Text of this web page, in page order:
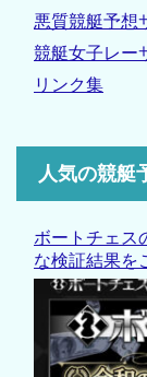
悪質競艇予想
競艇女子レー
リンク集
人気の競艇
ボートチェス
な検証結果を